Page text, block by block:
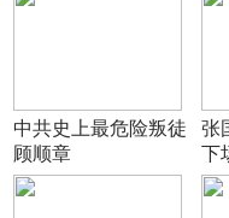
中共史上最危险叛徒
顾顺章
张
下